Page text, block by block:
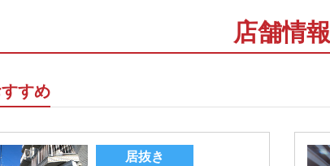
店舗情報
すめ
居抜き